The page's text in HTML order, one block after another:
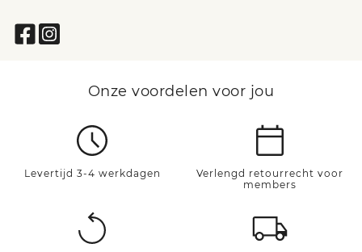
Onze voordelen voor jou
Levertijd 3-4 werkdagen
Verlengd retourrecht voor
members